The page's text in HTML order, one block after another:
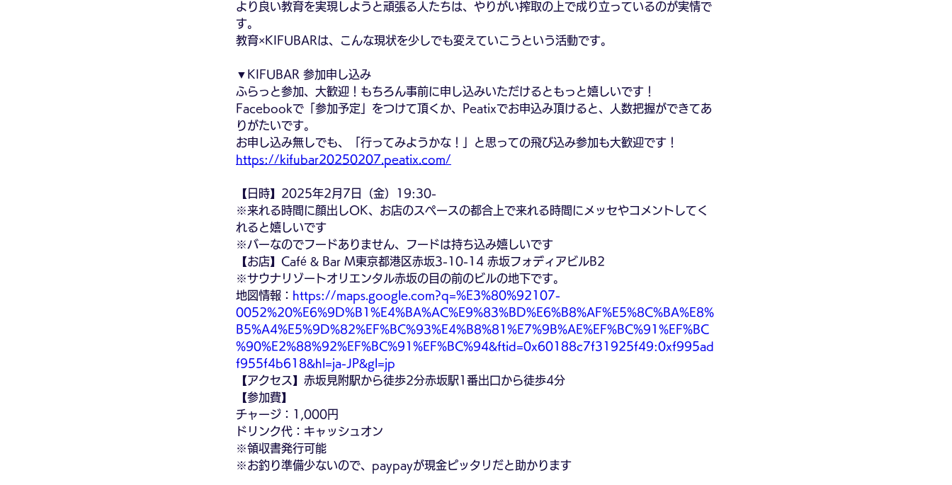
より良い教育を実現しようと頑張る人たちは、やりがい搾取の上で成り立っているのが実情で
す。
教育×KIFUBARは、こんな現状を少しでも変えていこうという活動です。
▼KIFUBAR 参加申し込み
ふらっと参加、大歓迎！もちろん事前に申し込みいただけるともっと嬉しいです！
Facebookで「参加予定」をつけて頂くか、Peatixでお申込み頂けると、人数把握ができてあ
りがたいです。
お申し込み無しでも、「行ってみようかな！」と思っての飛び込み参加も大歓迎です！
https://kifubar20250207.peatix.com/
【日時】2025年2月7日（金）19:30-
※来れる時間に顔出しOK、お店のスペースの都合上で来れる時間にメッセやコメントしてく
れると嬉しいです
※バーなのでフードありません、フードは持ち込み嬉しいです
【お店】Café & Bar M東京都港区赤坂3-10-14 赤坂フォディアビルB2
※サウナリゾートオリエンタル赤坂の目の前のビルの地下です。
地図情報： https://maps.google.com?q=%E3%80%92107-
0052%20%E6%9D%B1%E4%BA%AC%E9%83%BD%E6%B8%AF%E5%8C%BA%E8%
B5%A4%E5%9D%82%EF%BC%93%E4%B8%81%E7%9B%AE%EF%BC%91%EF%BC
%90%E2%88%92%EF%BC%91%EF%BC%94&ftid=0x60188c7f31925f49:0xf995ad
f955f4b618&hl=ja-JP&gl=jp
【アクセス】赤坂見附駅から徒歩2分赤坂駅1番出口から徒歩4分
【参加費】
チャージ：1,000円
ドリンク代：キャッシュオン
※領収書発行可能
※お釣り準備少ないので、paypayが現金ピッタリだと助かります